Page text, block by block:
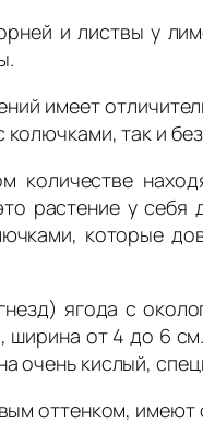
и листвы у
имеет
так и
количестве
растение у
которые
ягода с
от 4 до 6
очень кислый,
оттенком,